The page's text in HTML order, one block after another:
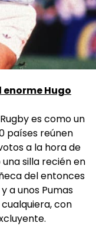
enorme Hugo
es como un
países reúnen
a la hora de
silla recién en
del entonces
a unos Pumas
con